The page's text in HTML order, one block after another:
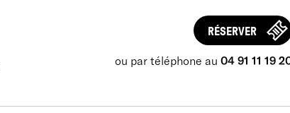
RÉSERVER
ou par téléphone au04 91 11 19